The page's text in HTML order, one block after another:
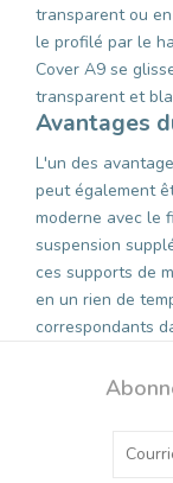
transparent ou
le profilé par le
Cover A9 se
transparent et
Avantages
L'un des
peut également
moderne avec le
suspension
ces supports de
en un rien de
correspondants